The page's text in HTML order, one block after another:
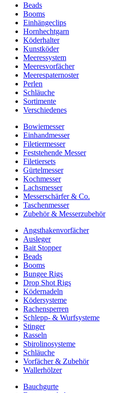
Beads
Booms
Einhängeclips
Hornhechtgarn
Köderhalter
Kunstköder
Meeressystem
Meeresvorfächer
Meerespaternoster
Perlen
Schläuche
Sortimente
Verschiedenes
Bowiemesser
Einhandmesser
Filetiermesser
Feststehende Messer
Filetiersets
Gürtelmesser
Kochmesser
Lachsmesser
Messerschärfer & Co.
Taschenmesser
Zubehör & Messerzubehör
Angsthakenvorfächer
Ausleger
Bait Stopper
Beads
Booms
Bungee Rigs
Drop Shot Rigs
Ködernadeln
Ködersysteme
Rachensperren
Schlepp- & Wurfsysteme
Stinger
Rasseln
Sbirolinosysteme
Schläuche
Vorfächer & Zubehör
Wallerhölzer
Bauchgurte